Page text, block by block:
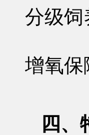
分级饲
增氧保
四、